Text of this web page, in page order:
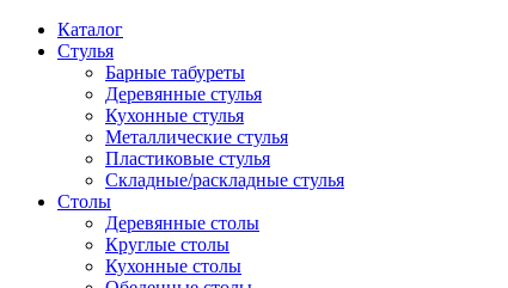
Каталог
Стулья
Барные табуреты
Деревянные стулья
Кухонные стулья
Металлические стулья
Пластиковые стулья
Складные/раскладные стулья
Столы
Деревянные столы
Круглые столы
Кухонные столы